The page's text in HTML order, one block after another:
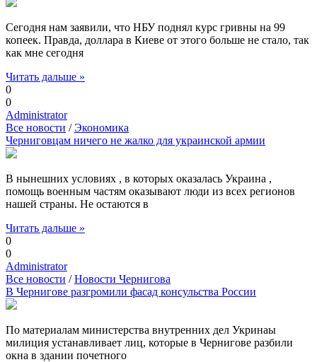
Сегодня нам заявили, что НБУ поднял курс гривны на 99
копеек. Правда, доллара в Киеве от этого больше не стало, так
как мне сегодня
Читать дальше »
0
0
Administrator
Все новости /Экономика
Черниговцам ничего не жалко для украинской армии
В нынешних условиях , в которых оказалась Украина ,
помощь военным частям оказывают люди из всех регионов
нашей страны. Не остаются в
Читать дальше »
0
0
Administrator
Все новости /Новости Чернигова
В Чернигове разгромили фасад консульства России
По материалам министерства внутренних дел Укринаы
милиция устанавливает лиц, которые в Чернигове разбили
окна в здании почетного